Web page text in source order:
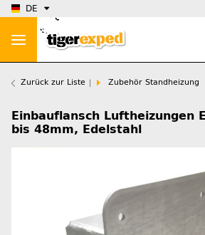
DE
Zurück zur Liste Zubehör Standheizung
Einbauflansch Luftheizungen
bis 48mm, Edelstahl